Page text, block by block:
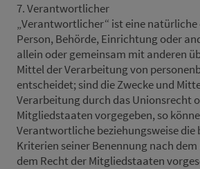
7. Verantwortlicher
„Verantwortlicher“ ist eine
Person, Behörde, Einrichtung oder
allein oder gemeinsam mit anderen
Mittel der Verarbeitung von
entscheidet; sind die Zwecke und
Verarbeitung durch das Unionsrecht
Mitgliedstaaten vorgegeben, so
Verantwortliche beziehungsweise die
Kriterien seiner Benennung nach
dem Recht der Mitgliedstaaten